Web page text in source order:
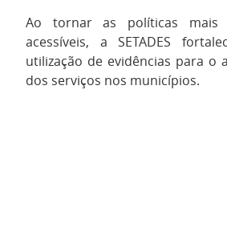
Ao tornar as políticas mais
acessíveis, a SETADES
utilização de evidências para o
dos serviços nos municípios.